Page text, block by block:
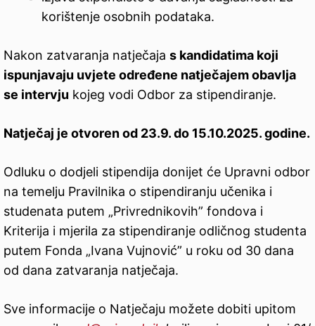
korištenje osobnih podataka.
Nakon zatvaranja natječaja s kandidatima koji
ispunjavaju uvjete određene natječajem obavlja
se intervju kojeg vodi Odbor za stipendiranje.
Natječaj je otvoren od 23.9. do 15.10.2025. godine.
Odluku o dodjeli stipendija donijet će Upravni odbor
na temelju Pravilnika o stipendiranju učenika i
studenata putem „Privrednikovih” fondova i
Kriterija i mjerila za stipendiranje odličnog studenta
putem Fonda „Ivana Vujnović” u roku od 30 dana
od dana zatvaranja natječaja.
Sve informacije o Natječaju možete dobiti upitom